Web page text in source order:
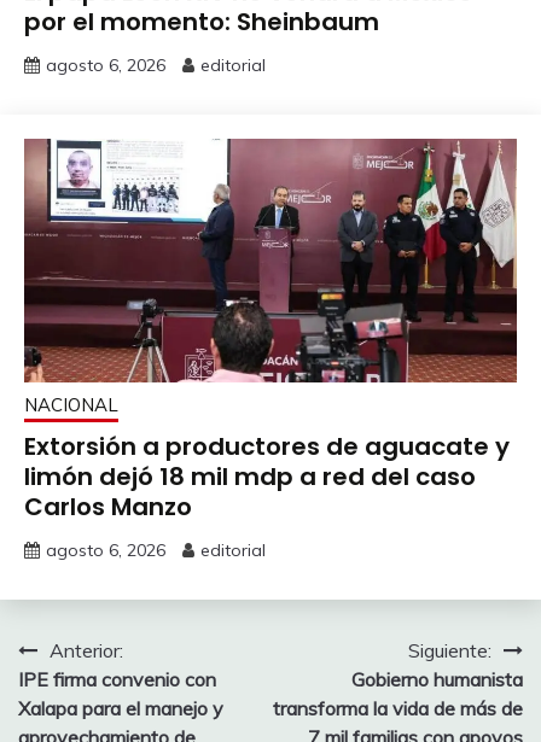
por el momento: Sheinbaum
agosto 6, 2026 editorial
NACIONAL
Extorsión a productores de aguacate y
limón dejó 18 mil mdp a red del caso
Carlos Manzo
agosto 6, 2026 editorial
Navegación
de
Anterior:
IPE firma convenio con
Xalapa para el manejo y
aprovechamiento de
Siguiente:
Gobierno humanista
transforma la vida de más de
7 mil familias con apoyos